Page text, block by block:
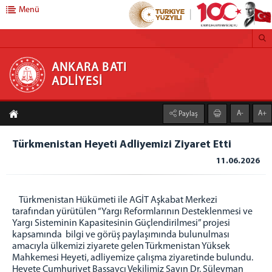
ANKARA BATI ADLİYESİ
ANA SAYFA
ADLİYEMİZ
Adliyemizden Haberler
İcra Müdürlüğü
Ankara Batı Denetimli Serbestlik Müdürlüğü
Adli Destek ve Mağdur Hizmetleri Müdürlüğü
Medya İletişim Bürosu
Vergi Numaramız
Faaliyet Raporu
Menü
ANKARA BATI
ADLİYESİ
Paylaş A- A+
Türkmenistan Heyeti Adliyemizi Ziyaret Etti
11.06.2026
Türkmenistan Hükümeti ile AGİT Aşkabat Merkezi
tarafından yürütülen “Yargı Reformlarının Desteklenmesi ve
Yargı Sisteminin Kapasitesinin Güçlendirilmesi” projesi
kapsamında bilgi ve görüş paylaşımında bulunulması
amacıyla ülkemizi ziyarete gelen Türkmenistan Yüksek
Mahkemesi Heyeti, adliyemize çalışma ziyaretinde bulundu.
Heyete Cumhuriyet Başsavcı Vekilimiz Sayın Dr. Süleyman